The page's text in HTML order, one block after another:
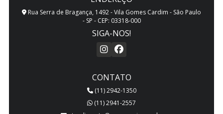
Rua Serra de Bragança, 1492 - Vila Gomes Cardim - São Paulo
- SP - CEP: 03318-000
SIGA-NOS!
CONTATO
(11) 2942-1350
(11) 2941-2557